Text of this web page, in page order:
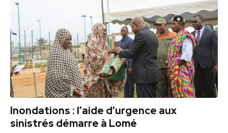
Inondations : l’aide d’urgence aux
sinistrés démarre à Lomé